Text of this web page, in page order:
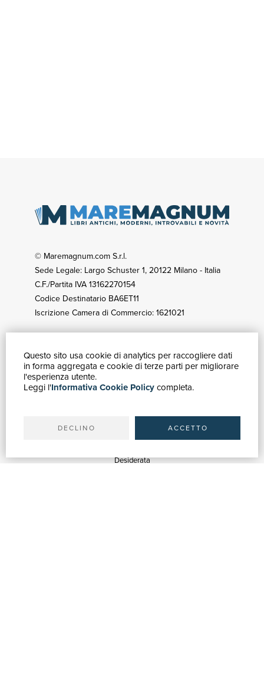
Questo sito usa cookie di analytics per raccogliere dati
in forma aggregata e cookie di terze parti per migliorare
l'esperienza utente.
Leggi l'Informativa Cookie Policycompleta.
DECLINO ACCETTO
© Maremagnum.com S.r.l.
Sede Legale: Largo Schuster 1, 20122 Milano - Italia
C.F./Partita IVA 13162270154
Codice Destinatario BA6ET11
Iscrizione Camera di Commercio: 1621021
GUIDA ACQUISTI
Catalogo
Ricerca avanzata
Spedizioni
Desiderata